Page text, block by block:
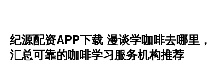
纪源配资APP下载 漫谈学咖啡去哪里，
汇总可靠的咖啡学习服务机构推荐